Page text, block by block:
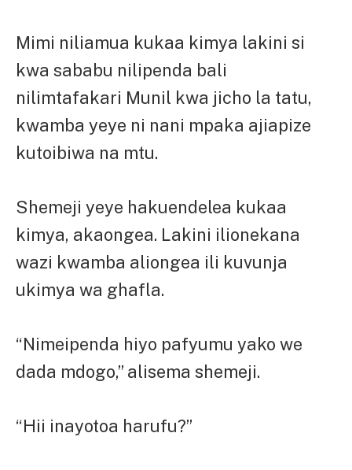
Mimi niliamua kukaa kimya lakini si
kwa sababu nilipenda bali
nilimtafakari Munil kwa jicho la tatu,
kwamba yeye ni nani mpaka ajiapize
kutoibiwa na mtu.
Shemeji yeye hakuendelea kukaa
kimya, akaongea. Lakini ilionekana
wazi kwamba aliongea ili kuvunja
ukimya wa ghafla.
“Nimeipenda hiyo pafyumu yako we
dada mdogo,” alisema shemeji.
“Hii inayotoa harufu?”